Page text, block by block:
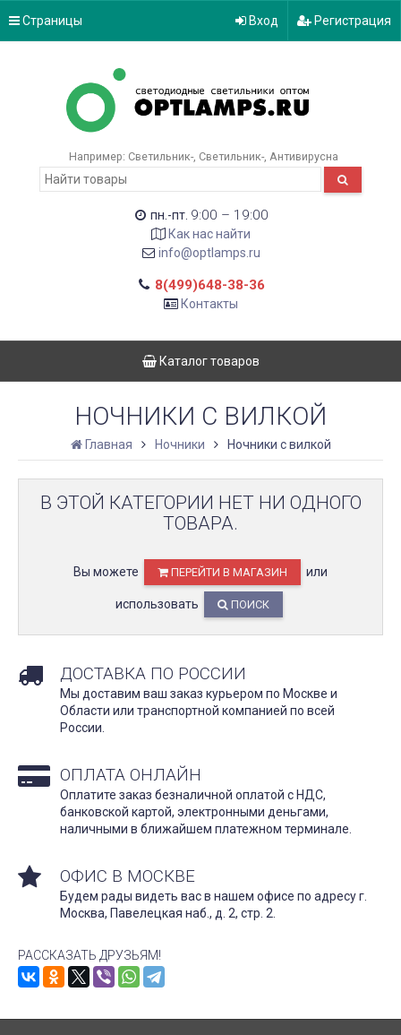
Страницы Вход Регистрация
Например: Светильник- Светильник- Антивирусна
пн.-пт. 9:00 – 19:00
Как нас найти
info@optlamps.ru
8(499)648-38-36
Контакты
Каталог товаров
НОЧНИКИ С ВИЛКОЙ
Главная Ночники Ночники с вилкой
В ЭТОЙ КАТЕГОРИИ НЕТ НИ ОДНОГО
ТОВАРА.
Вы можете ПЕРЕЙТИ В МАГАЗИН или
использовать ПОИСК
ДОСТАВКА ПО РОССИИ
Мы доставим ваш заказ курьером по Москве и
Области или транспортной компанией по всей
России.
ОПЛАТА ОНЛАЙН
Оплатите заказ безналичной оплатой с НДС,
банковской картой, электронными деньгами,
наличными в ближайшем платежном терминале.
ОФИС В МОСКВЕ
Будем рады видеть вас в нашем офисе по адресу г.
Москва, Павелецкая наб., д. 2, стр. 2.
РАССКАЗАТЬ ДРУЗЬЯМ!